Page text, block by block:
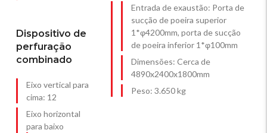
Dispositivo de
perfuração
combinado
Eixo vertical para
cima: 12
Eixo horizontal
para baixo
Entrada de exaustão: Porta de
sucção de poeira superior
1*φ4200mm, porta de sucção
de poeira inferior 1*φ100mm
Dimensões: Cerca de
4890x2400x1800mm
Peso: 3.650 kg